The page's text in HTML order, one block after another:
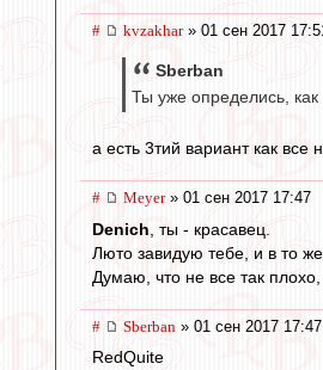
# kvzakhar» 01 сен 2017
Sberban
Ты уже определись,
а есть 3тий вариант как
# Meyer» 01 сен 2017 17:47
Denich , ты - красавец.
Люто завидую тебе, и в то
Думаю, что не все так
# Sberban » 01 сен 2017 17:47
RedQuite